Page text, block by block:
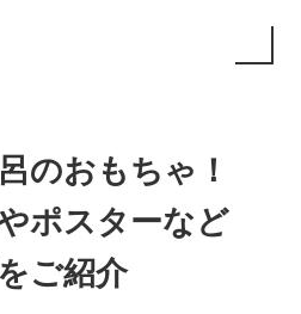
のおもちゃ！
ポスターなど
ご紹介